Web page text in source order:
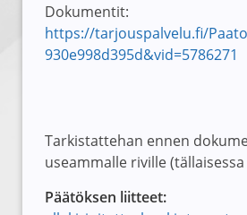
Dokumentit:
https://tarjouspalvelu.fi/
930e998d395d&vid=5786271
Tarkistattehan ennen
useammalle riville
Päätöksen liitteet: